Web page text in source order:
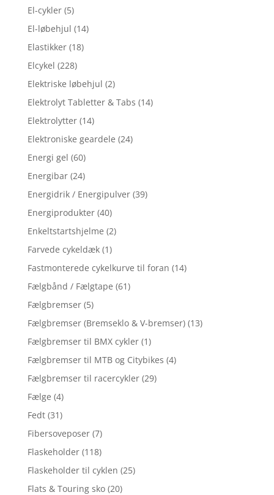
El-cykler (5)
El-løbehjul (14)
Elastikker (18)
Elcykel (228)
Elektriske løbehjul (2)
Elektrolyt Tabletter & Tabs (14)
Elektrolytter (14)
Elektroniske geardele (24)
Energi gel (60)
Energibar (24)
Energidrik / Energipulver (39)
Energiprodukter (40)
Enkeltstartshjelme (2)
Farvede cykeldæk (1)
Fastmonterede cykelkurve til foran (14)
Fælgbånd / Fælgtape (61)
Fælgbremser (5)
Fælgbremser (Bremseklo & V-bremser) (13)
Fælgbremser til BMX cykler (1)
Fælgbremser til MTB og Citybikes (4)
Fælgbremser til racercykler (29)
Fælge (4)
Fedt (31)
Fibersoveposer (7)
Flaskeholder (118)
Flaskeholder til cyklen (25)
Flats & Touring sko (20)